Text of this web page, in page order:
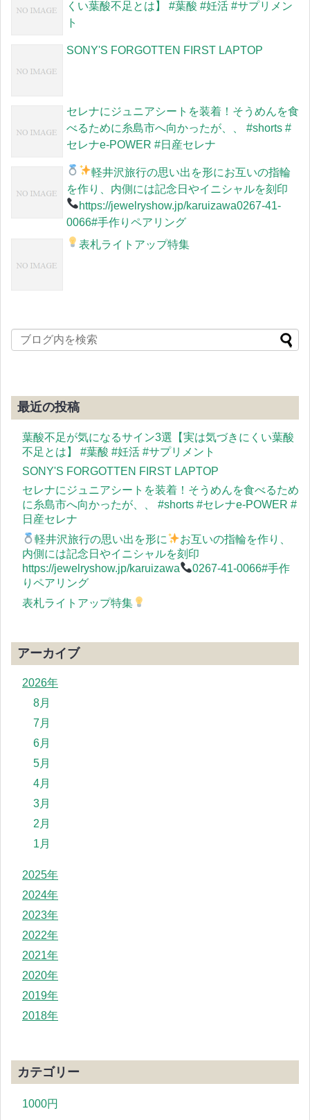
くい葉酸不足とは】 #葉酸 #妊活 #サプリメン
ト
SONY'S FORGOTTEN FIRST LAPTOP
セレナにジュニアシートを装着！そうめんを食
べるために糸島市へ向かったが、、 #shorts #
セレナe-POWER #日産セレナ
軽井沢旅行の思い出を形にお互いの指輪
を作り、内側には記念日やイニシャルを刻印
https://jewelryshow.jp/karuizawa0267-41-
0066#手作りペアリング
表札ライトアップ特集
最近の投稿
葉酸不足が気になるサイン3選【実は気づきにくい葉酸
不足とは】 #葉酸 #妊活 #サプリメント
SONY'S FORGOTTEN FIRST LAPTOP
セレナにジュニアシートを装着！そうめんを食べるため
に糸島市へ向かったが、、 #shorts #セレナe-POWER #
日産セレナ
軽井沢旅行の思い出を形に
お互いの指輪を作り、
内側には記念日やイニシャルを刻印
https://jewelryshow.jp/karuizawa
0267-41-0066#手作
りペアリング
表札ライトアップ特集
アーカイブ
2026年
8月
7月
6月
5月
4月
3月
2月
1月
2025年
2024年
2023年
2022年
2021年
2020年
2019年
2018年
カテゴリー
1000円